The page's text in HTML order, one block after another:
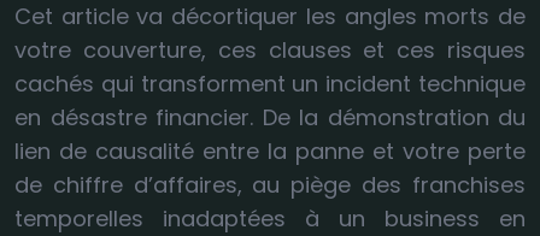
Cet article va décortiquer les angles morts de
votre couverture, ces clauses et ces risques
cachés qui transforment un incident technique
en désastre financier. De la démonstration du
lien de causalité entre la panne et votre perte
de chiffre d’affaires, au piège des franchises
temporelles inadaptées à un business en